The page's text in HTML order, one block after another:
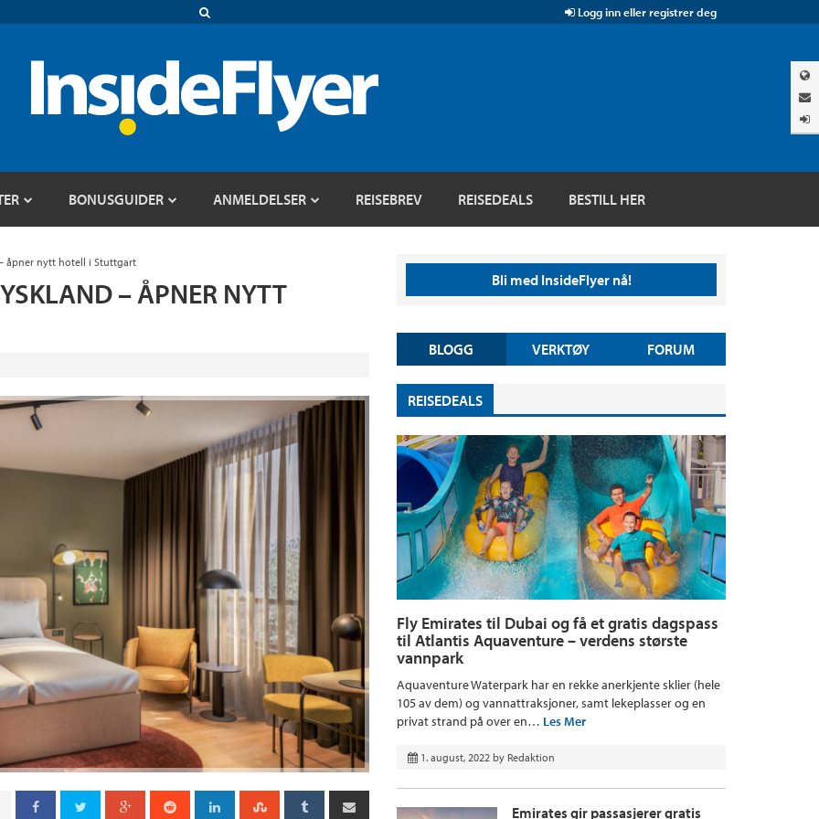
Logg inn eller registrer deg
BONUSGUIDER ANMELDELSER REISEBREV REISEDEALS BESTILL HER
åpner nytt hotell i Stuttgart
– ÅPNER NYTT Bli med InsideFlyer nå!
BLOGG VERKTØY FORUM
REISEDEALS
Fly Emirates til Dubai og få et gratis dagspass
til Atlantis Aquaventure – verdens største
vannpark
Aquaventure Waterpark har en rekke anerkjente sklier (hele
105 av dem) og vannattraksjoner, samt lekeplasser og en
privat strand på over en… Les Mer
1. august, 2022 by Redaktion
Emirates gir passasjerer gratis